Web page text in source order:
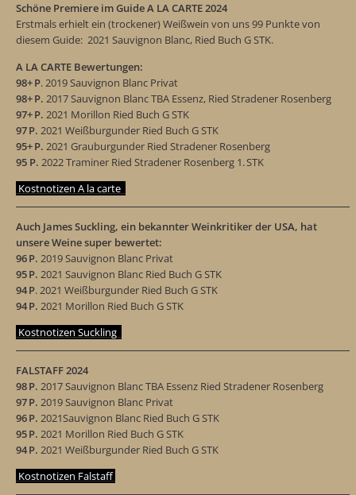
Schöne Premiere im Guide A LA CARTE 2024
Erstmals erhielt ein (trockener) Weißwein von uns 99 Punkte von
diesem Guide: 2021 Sauvignon Blanc, Ried Buch G STK.
A LA CARTE Bewertungen:
98+ P. 2019 Sauvignon Blanc Privat
98+ P. 2017 Sauvignon Blanc TBA Essenz, Ried Stradener Rosenberg
97+ P. 2021 Morillon Ried Buch G STK
97 P. 2021 Weißburgunder Ried Buch G STK
95+ P. 2021 Grauburgunder Ried Stradener Rosenberg
95 P. 2022 Traminer Ried Stradener Rosenberg 1. STK
Kostnotizen A la carte
Auch James Suckling, ein bekannter Weinkritiker der USA, hat
unsere Weine super bewertet:
96 P. 2019 Sauvignon Blanc Privat
95 P. 2021 Sauvignon Blanc Ried Buch G STK
94 P. 2021 Weißburgunder Ried Buch G STK
94 P. 2021 Morillon Ried Buch G STK
Kostnotizen Suckling
FALSTAFF 2024
98 P. 2017 Sauvignon Blanc TBA Essenz Ried Stradener Rosenberg
97 P. 2019 Sauvignon Blanc Privat
96 P. 2021Sauvignon Blanc Ried Buch G STK
95 P. 2021 Morillon Ried Buch G STK
94 P. 2021 Weißburgunder Ried Buch G STK
Kostnotizen Falstaff